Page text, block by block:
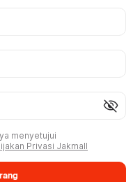
visibility_off
menyetujui
Privasi Jakmall